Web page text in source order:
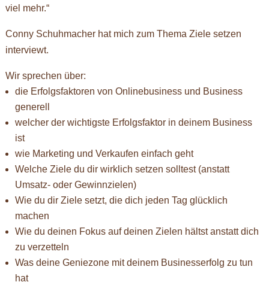
viel mehr.“
Conny Schuhmacher hat mich zum Thema Ziele setzen
interviewt.
Wir sprechen über:
die Erfolgsfaktoren von Onlinebusiness und Business
generell
welcher der wichtigste Erfolgsfaktor in deinem Business
ist
wie Marketing und Verkaufen einfach geht
Welche Ziele du dir wirklich setzen solltest (anstatt
Umsatz- oder Gewinnzielen)
Wie du dir Ziele setzt, die dich jeden Tag glücklich
machen
Wie du deinen Fokus auf deinen Zielen hältst anstatt dich
zu verzetteln
Was deine Geniezone mit deinem Businesserfolg zu tun
hat